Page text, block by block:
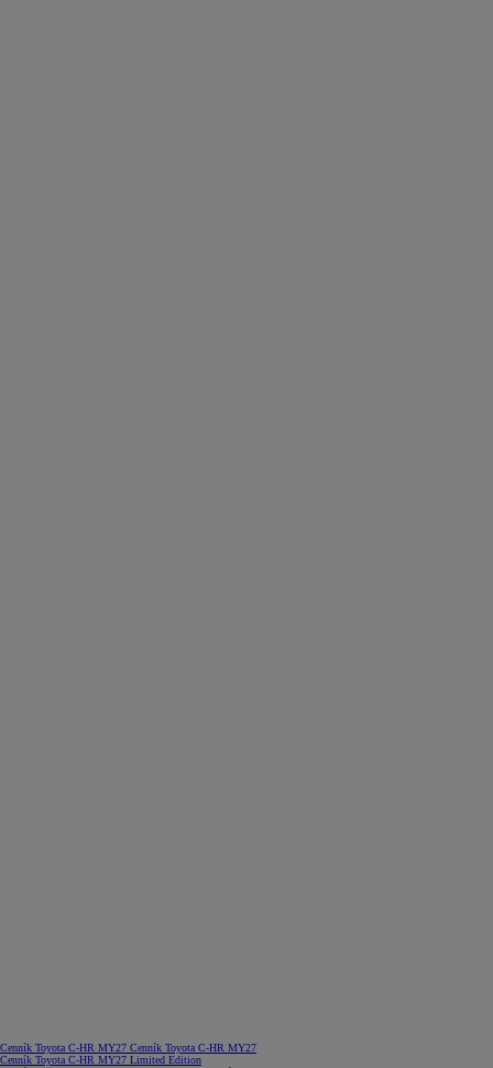
Cenník Toyota C-HR MY27 Cenník Toyota C-HR MY27(Opens in new window)
Cenník Toyota C-HR MY27 Limited Edition(Opens in new window)